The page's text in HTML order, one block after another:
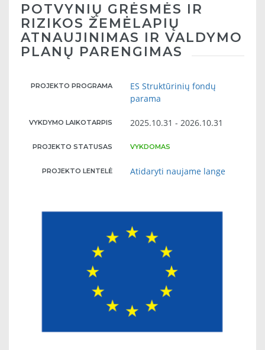
POTVYNIŲ GRĖSMĖS IR
RIZIKOS ŽEMĖLAPIŲ
ATNAUJINIMAS IR VALDYMO
PLANŲ PARENGIMAS
PROJEKTO PROGRAMA
ES Struktūrinių fondų
parama
VYKDYMO LAIKOTARPIS 2025.10.31 - 2026.10.31
PROJEKTO STATUSAS VYKDOMAS
PROJEKTO LENTELĖ Atidaryti naujame lange